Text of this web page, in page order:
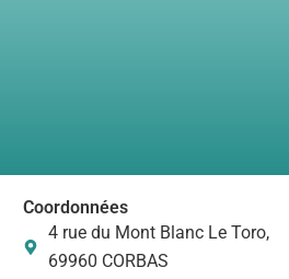
Coordonnées
4 rue du Mont Blanc Le Toro,
69960 CORBAS